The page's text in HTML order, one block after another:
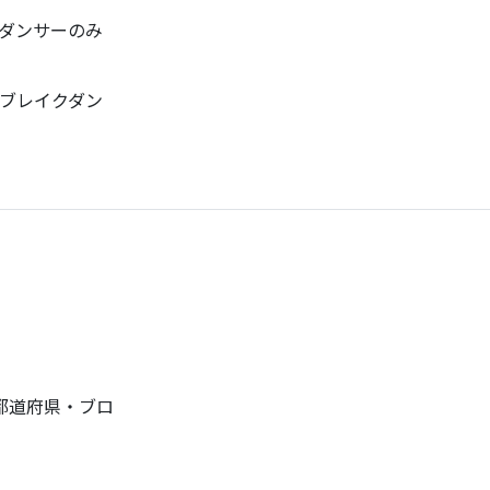
ンサーのみ
レイクダン
道府県・ブロ